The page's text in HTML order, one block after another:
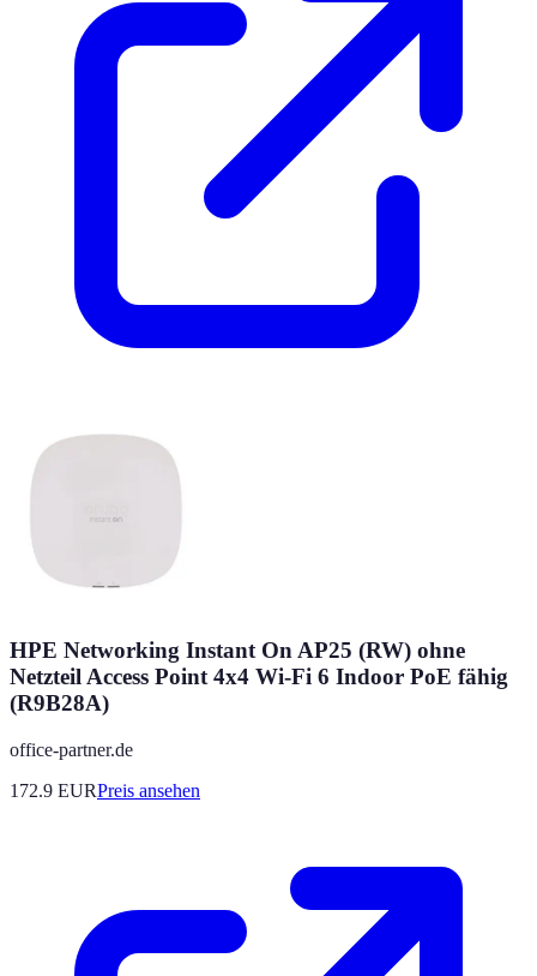
HPE Networking Instant On AP25 (RW) ohne
Netzteil Access Point 4x4 Wi-Fi 6 Indoor PoE fähig
(R9B28A)
office-partner.de
172.9 EURPreis ansehen